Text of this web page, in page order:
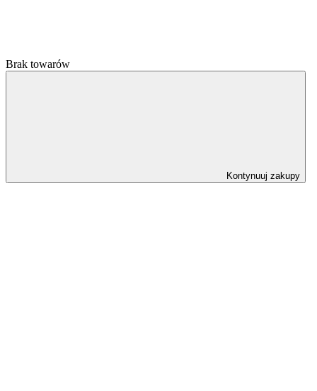
Brak towarów
Kontynuuj zakupy